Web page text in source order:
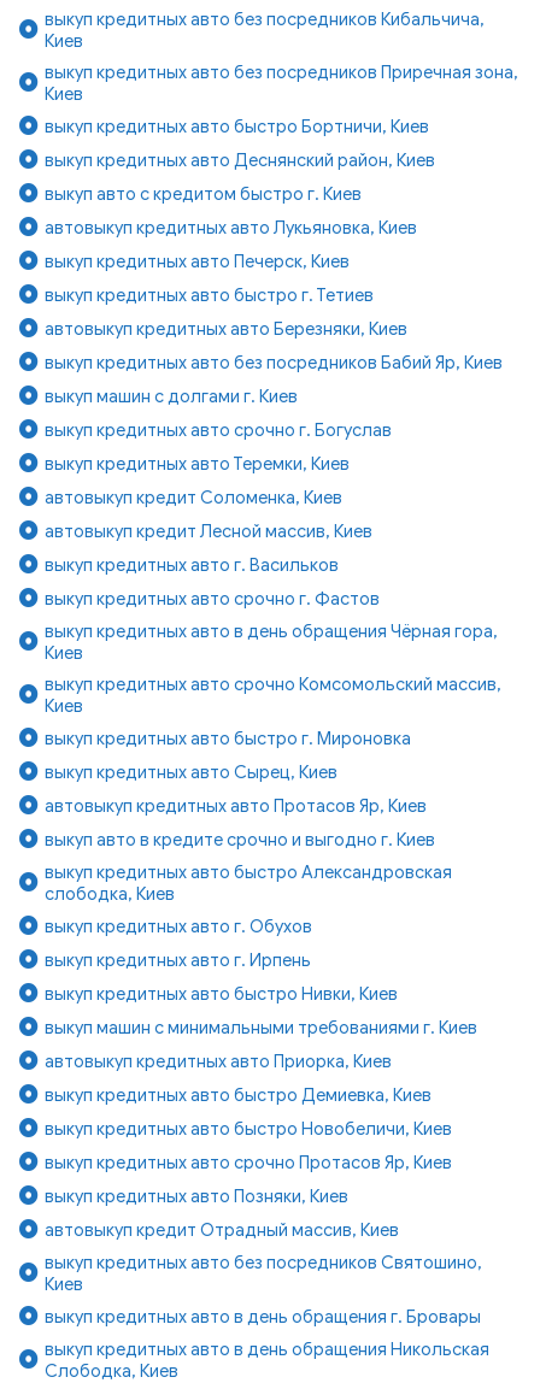
выкуп кредитных авто без посредников Кибальчича,
Киев
выкуп кредитных авто без посредников Приречная зона,
Киев
выкуп кредитных авто быстро Бортничи, Киев
выкуп кредитных авто Деснянский район, Киев
выкуп авто с кредитом быстро г. Киев
автовыкуп кредитных авто Лукьяновка, Киев
выкуп кредитных авто Печерск, Киев
выкуп кредитных авто быстро г. Тетиев
автовыкуп кредитных авто Березняки, Киев
выкуп кредитных авто без посредников Бабий Яр, Киев
выкуп машин с долгами г. Киев
выкуп кредитных авто срочно г. Богуслав
выкуп кредитных авто Теремки, Киев
автовыкуп кредит Соломенка, Киев
автовыкуп кредит Лесной массив, Киев
выкуп кредитных авто г. Васильков
выкуп кредитных авто срочно г. Фастов
выкуп кредитных авто в день обращения Чёрная гора,
Киев
выкуп кредитных авто срочно Комсомольский массив,
Киев
выкуп кредитных авто быстро г. Мироновка
выкуп кредитных авто Сырец, Киев
автовыкуп кредитных авто Протасов Яр, Киев
выкуп авто в кредите срочно и выгодно г. Киев
выкуп кредитных авто быстро Александровская
слободка, Киев
выкуп кредитных авто г. Обухов
выкуп кредитных авто г. Ирпень
выкуп кредитных авто быстро Нивки, Киев
выкуп машин с минимальными требованиями г. Киев
автовыкуп кредитных авто Приорка, Киев
выкуп кредитных авто быстро Демиевка, Киев
выкуп кредитных авто быстро Новобеличи, Киев
выкуп кредитных авто срочно Протасов Яр, Киев
выкуп кредитных авто Позняки, Киев
автовыкуп кредит Отрадный массив, Киев
выкуп кредитных авто без посредников Святошино,
Киев
выкуп кредитных авто в день обращения г. Бровары
выкуп кредитных авто в день обращения Никольская
Слободка, Киев